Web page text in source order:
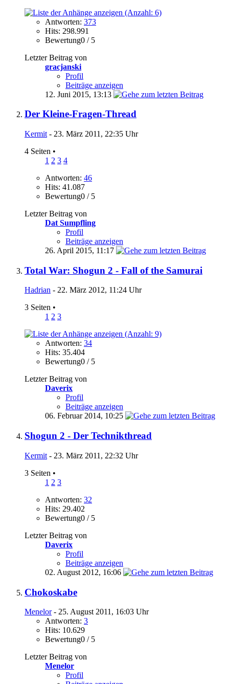
Antworten: 373
Hits: 298.991
Bewertung0 / 5
Letzter Beitrag von
gracjanski
Profil
Beiträge anzeigen
12. Juni 2015, 13:13
Der Kleine-Fragen-Thread
Kermit - 23. März 2011, 22:35 Uhr
4 Seiten •
1 2 3 4
Antworten: 46
Hits: 41.087
Bewertung0 / 5
Letzter Beitrag von
Dat Sumpfling
Profil
Beiträge anzeigen
26. April 2015, 11:17
Total War: Shogun 2 - Fall of the Samurai
Hadrian - 22. März 2012, 11:24 Uhr
3 Seiten •
1 2 3
Antworten: 34
Hits: 35.404
Bewertung0 / 5
Letzter Beitrag von
Daverix
Profil
Beiträge anzeigen
06. Februar 2014, 10:25
Shogun 2 - Der Technikthread
Kermit - 23. März 2011, 22:32 Uhr
3 Seiten •
1 2 3
Antworten: 32
Hits: 29.402
Bewertung0 / 5
Letzter Beitrag von
Daverix
Profil
Beiträge anzeigen
02. August 2012, 16:06
Chokoskabe
Menelor- 25. August 2011, 16:03 Uhr
Antworten: 3
Hits: 10.629
Bewertung0 / 5
Letzter Beitrag von
Menelor
Profil